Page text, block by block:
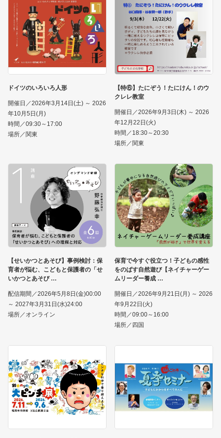
ドイツのいろいろ人形
開催日／2026年3月14日(土) ～ 2026
年10月5日(月)
時間／09:30～17:00
場所／関東
【特⑥】たにぞう！たにけん！のウ
クレレ教室
開催日／2026年9月3日(木) ～ 2026
年12月22日(火)
時間／18:30～20:30
場所／関東
【せいかつとあそび】事例検討：保
育者が悩む、こどもと保護者の「せ
いかつとあそび
配信期間／2026年5月8日(金)00:00
～ 2027年3月31日(水)24:00
場所／オンライン
保育で今すぐ役立つ！子どもの感性
をのばす自然遊び【ネイチャーゲー
ムリーダー養成
開催日／2026年9月21日(月) ～ 2026
年9月22日(火)
時間／09:00～16:00
場所／四国